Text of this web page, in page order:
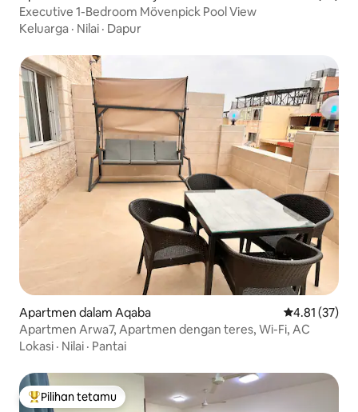
Executive 1-Bedroom Mövenpick Pool View
Keluarga · Nilai · Dapur
Apartmen dalam Aqaba Penarafan
4.81 (37)
Apartmen Arwa7, Apartmen dengan teres, Wi-Fi, AC
Lokasi · Nilai · Pantai
Pilihan utama tetamu
Pilihan tetamu